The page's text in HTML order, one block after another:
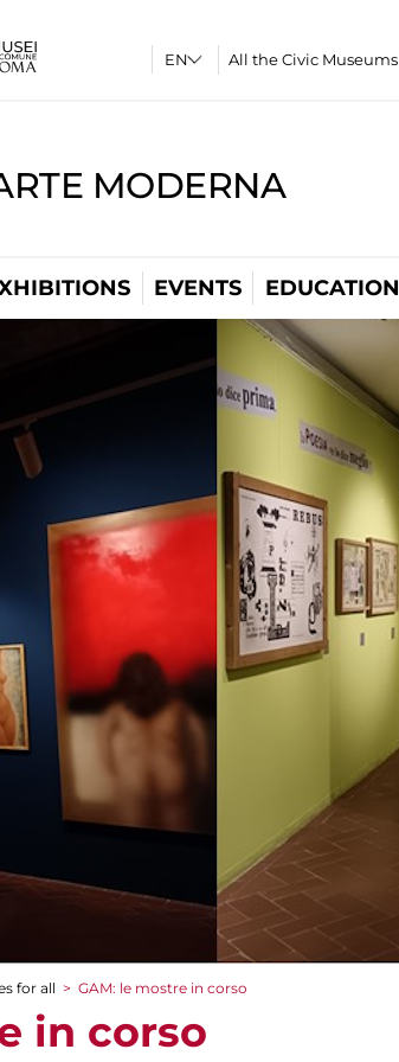
All the Civic Museums
MODERNA
EVENTS EDUCATION
for all > GAM: le mostre in corso
in corso